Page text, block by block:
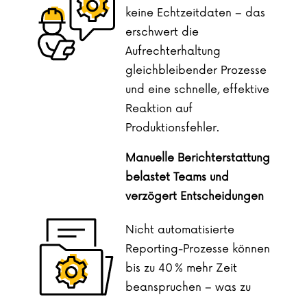
keine Echtzeitdaten – das
erschwert die
Aufrechterhaltung
gleichbleibender Prozesse
und eine schnelle, effektive
Reaktion auf
Produktionsfehler.
Manuelle Berichterstattung
belastet Teams und
verzögert Entscheidungen
Nicht automatisierte
Reporting-Prozesse können
bis zu 40 % mehr Zeit
beanspruchen – was zu